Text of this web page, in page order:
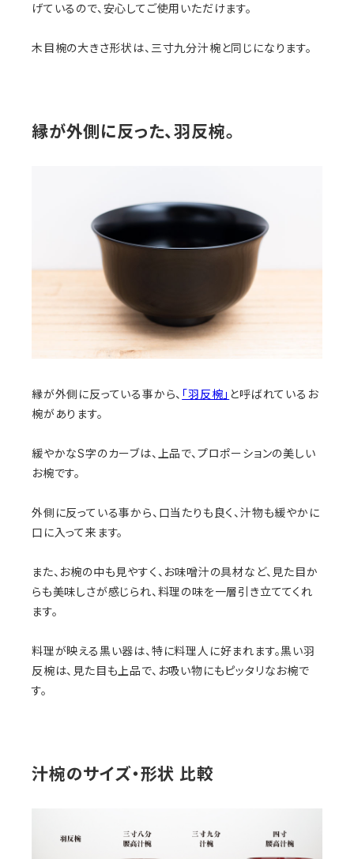
げているので、安心してご使用いただけます。
木目椀の大きさ形状は、三寸九分汁椀と同じになります。
縁が外側に反った、羽反椀。
縁が外側に反っている事から、 「羽反椀」 と呼ばれているお
椀があります。
緩やかなS字のカーブは、上品で、プロポーションの美しい
お椀です。
外側に反っている事から、口当たりも良く、汁物も緩やかに
口に入って来ます。
また、お椀の中も見やすく、お味噌汁の具材など、見た目か
らも美味しさが感じられ、料理の味を一層引き立ててくれ
ます。
料理が映える黒い器は、特に料理人に好まれます。黒い羽
反椀は、見た目も上品で、お吸い物にもピッタリなお椀で
す。
汁椀のサイズ・形状 比較